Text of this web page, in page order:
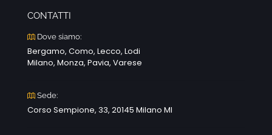
CONTATTI
Dove siamo:
Bergamo, Como, Lecco, Lodi
Milano, Monza, Pavia, Varese
Sede:
Corso Sempione, 33, 20145 Milano MI